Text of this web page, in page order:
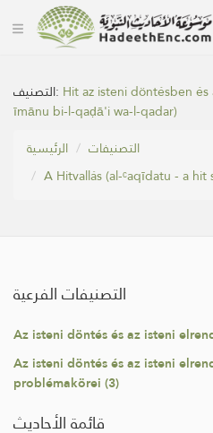
التصنيف: Hit az isteni döntésben
īmānu bi-l-qaḍā'i wa-l-qadar)
الرئيسية
التصنيفات
A Hitvallás (al-ᶜaqīdatu - a
التصنيفات الفرعية
Az isteni döntés és az isteni
Az isteni döntés és az isteni
problémakörei (3)
قائمة الأحاديث